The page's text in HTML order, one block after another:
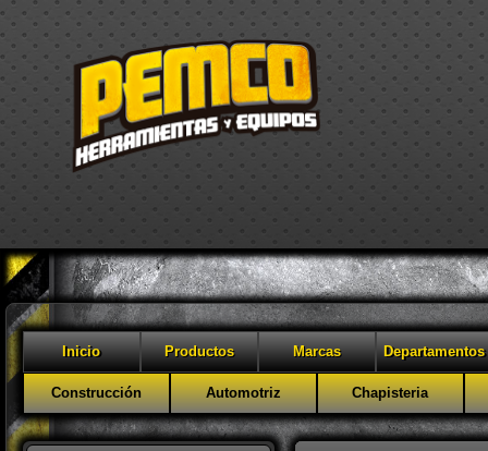
Inicio Productos Marcas Departamentos
Construcción Automotriz Chapisteria